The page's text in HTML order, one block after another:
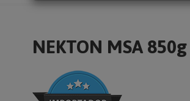
NEKTON MSA